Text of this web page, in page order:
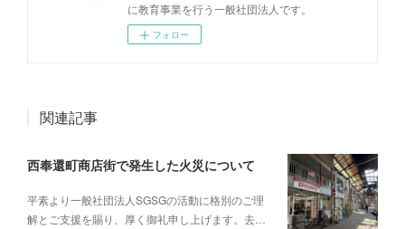
に教育事業を行う一般社団法人です。
フォロー
関連記事
西奉還町商店街で発生した火災について
平素より一般社団法人SGSGの活動に格別のご理
解とご支援を賜り、厚く御礼申し上げます。去…